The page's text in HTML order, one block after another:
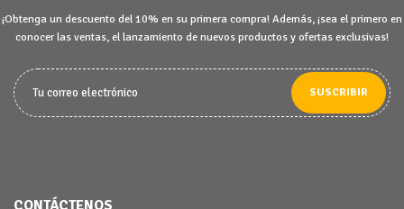
¡Obtenga un descuento del 10% en su primera compra! Además, ¡sea el primero en
conocer las ventas, el lanzamiento de nuevos productos y ofertas exclusivas!
SUSCRIBIR